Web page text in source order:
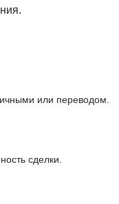
или переводом.
сделки.